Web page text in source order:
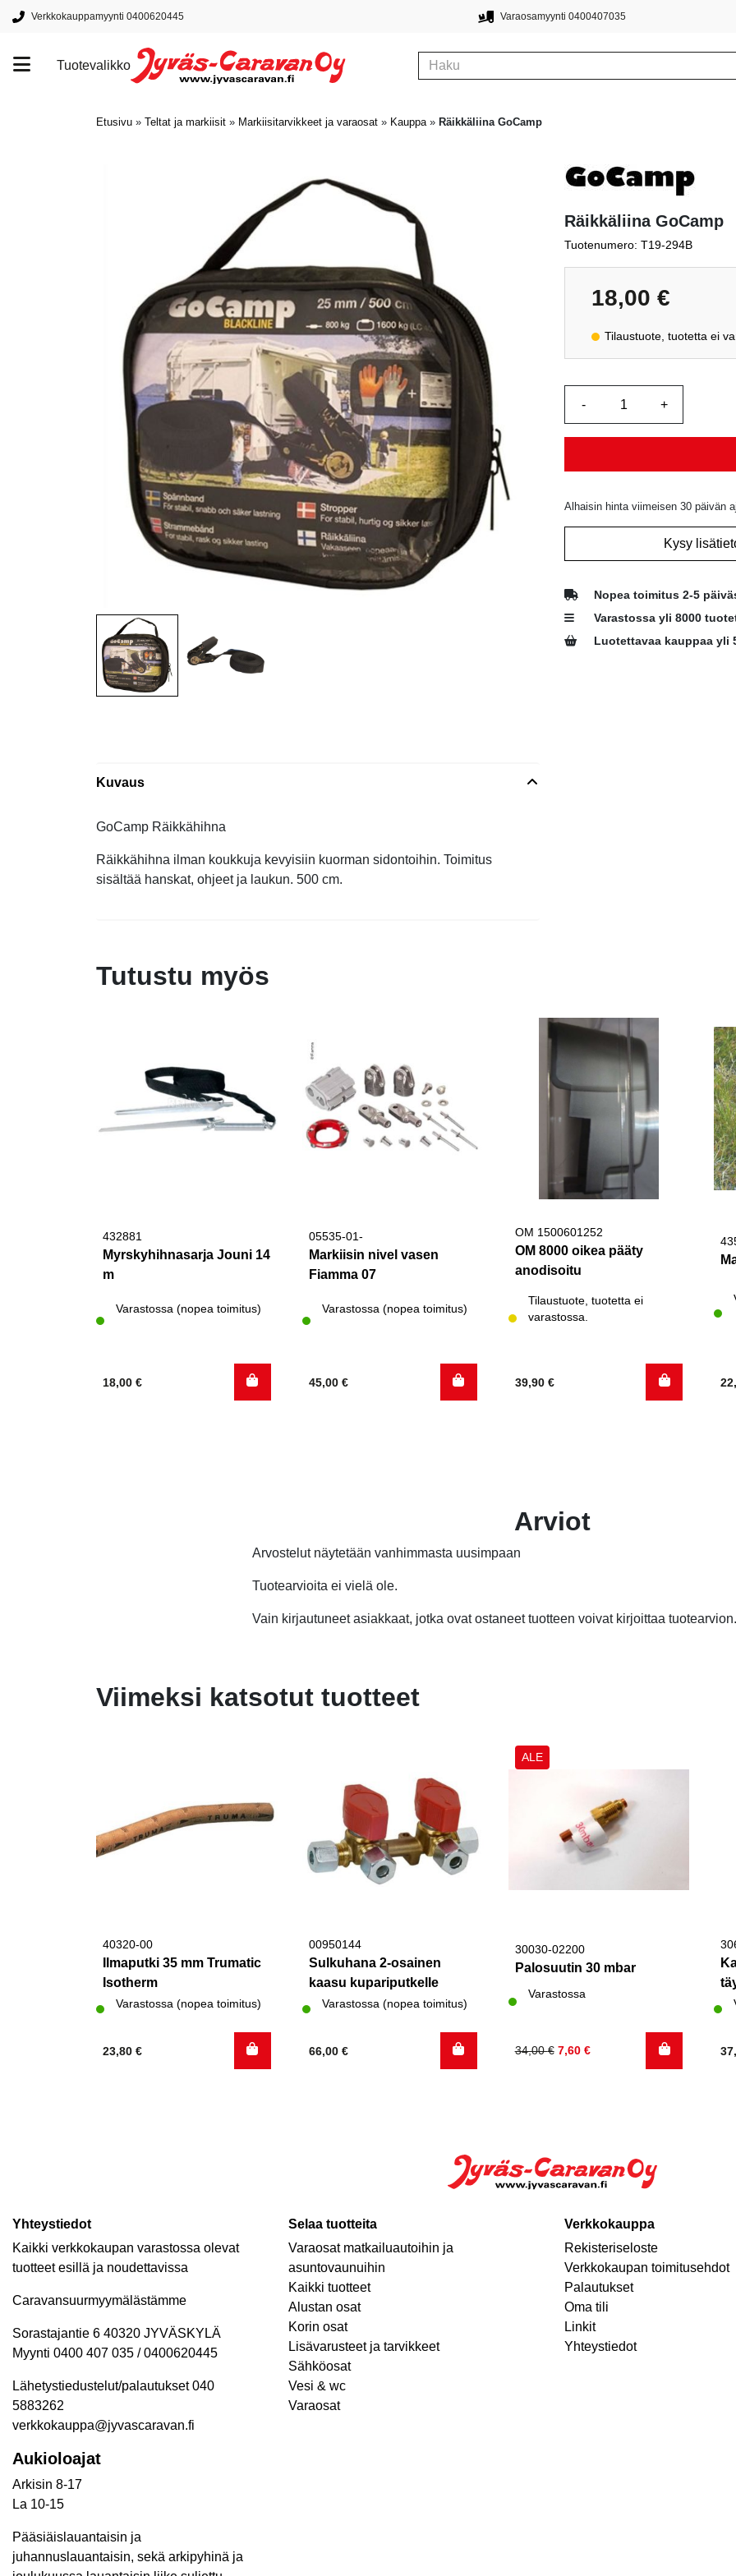
Verkkokauppamyynti 0400620445 Varaosamyynti 0400407035
Tuotevalikko
Etusivu » Teltat ja markiisit » Markiisitarvikkeet ja varaosat » Kauppa» Räikkäliina GoCamp
Kuvaus
GoCamp Räikkähihna
Räikkähihna ilman koukkuja kevyisiin kuorman sidontoihin. Toimitus
sisältää hanskat, ohjeet ja laukun. 500 cm.
Räikkäliina GoCamp
Tuotenumero: T19-294B
18,00 €
Tilaustuote, tuotetta ei
Alhaisin hinta viimeisen 30 päivän
Kysy
Nopea toimitus 2-5
Varastossa yli 8000
Luotettavaa kauppaa yli
Tutustu myös
432881
Myrskyhihnasarja Jouni 14
m
Varastossa (nopea toimitus)
18,00 €
05535-01-
Markiisin nivel vasen
Fiamma 07
Varastossa (nopea toimitus)
45,00 €
OM 1500601252
OM 8000 oikea pääty
anodisoitu
Tilaustuote, tuotetta ei
varastossa.
39,90 €
Arviot
Arvostelut näytetään vanhimmasta uusimpaan
Tuotearvioita ei vielä ole.
Vain kirjautuneet asiakkaat, jotka ovat ostaneet tuotteen voivat kirjoittaa tuotearvion.
Viimeksi katsotut tuotteet
40320-00
Ilmaputki 35 mm Trumatic
Isotherm
Varastossa (nopea toimitus)
23,80 €
00950144
Sulkuhana 2-osainen
kaasu kupariputkelle
Varastossa (nopea toimitus)
66,00 €
ALE
30030-02200
Palosuutin 30 mbar
Varastossa
34,00€
Alkuperäinen
7,60 €
Nykyinen
Yhteystiedot
Kaikki verkkokaupan varastossa olevat
tuotteet esillä ja noudettavissa
Caravansuurmyymälästämme
Sorastajantie 6 40320 JYVÄSKYLÄ
Myynti 0400 407 035 / 0400620445
Lähetystiedustelut/palautukset 040
5883262
verkkokauppa@jyvascaravan.fi
Aukioloajat
Arkisin 8-17
La 10-15
Pääsiäislauantaisin ja
juhannuslauantaisin, sekä arkipyhinä ja
Selaa tuotteita
Varaosat matkailuautoihin ja
asuntovaunuihin
Kaikki tuotteet
Alustan osat
Korin osat
Lisävarusteet ja tarvikkeet
Sähköosat
Vesi & wc
Varaosat
Verkkokauppa
Rekisteriseloste
Verkkokaupan toimitusehdot
Palautukset
Oma tili
Linkit
Yhteystiedot